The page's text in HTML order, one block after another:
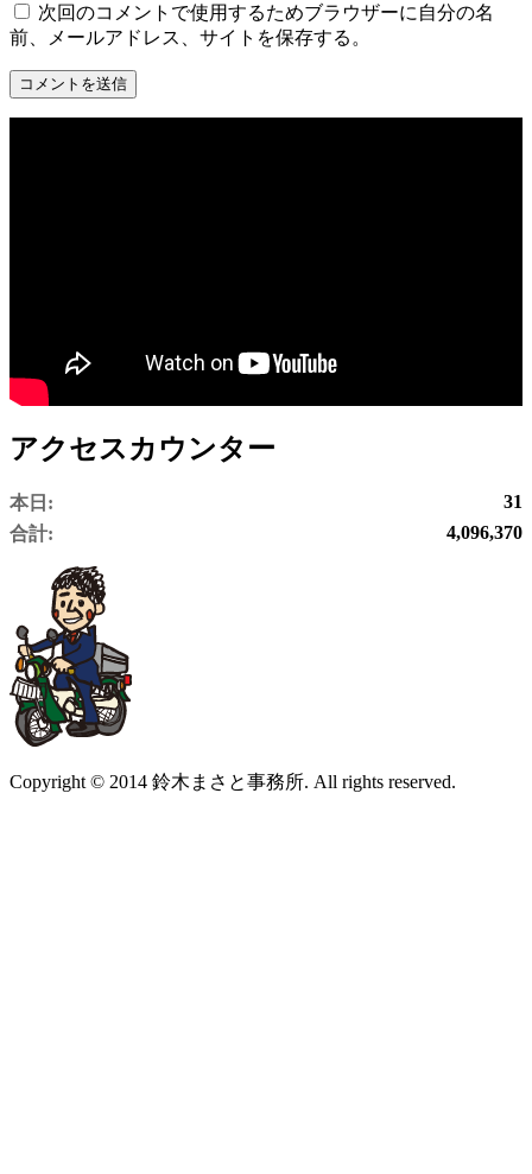
次回のコメントで使用するためブラウザーに自分の名
前、メールアドレス、サイトを保存する。
アクセスカウンター
本日:
31
合計:
4,096,370
Copyright © 2014 鈴木まさと事務所. All rights reserved.